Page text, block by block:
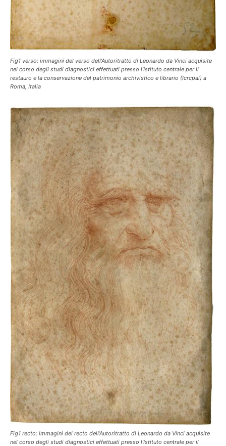
Fig1 verso: immagini del verso dell’Autoritratto di Leonardo da Vinci acquisite
nel corso degli studi diagnostici effettuati presso l’Istituto centrale per il
restauro e la conservazione del patrimonio archivistico e librario (Icrcpal) a
Roma, Italia
Fig1 recto: immagini del recto dell’Autoritratto di Leonardo da Vinci acquisite
nel corso degli studi diagnostici effettuati presso l’Istituto centrale per il